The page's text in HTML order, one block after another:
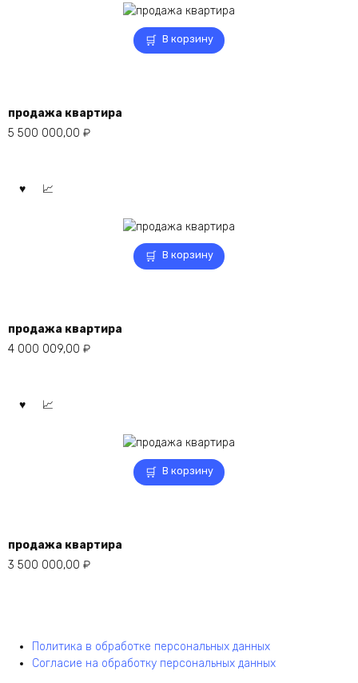
В корзину
продажа квартира
5 500 000,00 ₽
В корзину
продажа квартира
4 000 009,00 ₽
В корзину
продажа квартира
3 500 000,00 ₽
Политика в обработке персональных данных
Согласие на обработку персональных данных